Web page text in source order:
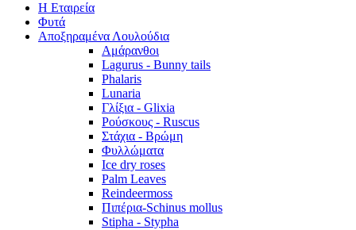
Η Εταιρεία
Φυτά
Αποξηραμένα Λουλούδια
Αμάρανθοι
Lagurus - Bunny tails
Phalaris
Lunaria
Γλίξια - Glixia
Ρούσκους - Ruscus
Στάχια - Βρώμη
Φυλλώματα
Ice dry roses
Palm Leaves
Reindeermoss
Πιπέρια-Schinus mollus
Stipha - Stypha